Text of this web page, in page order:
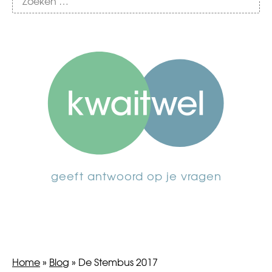
geeft antwoord op je vragen
Home» Blog » De Stembus 2017